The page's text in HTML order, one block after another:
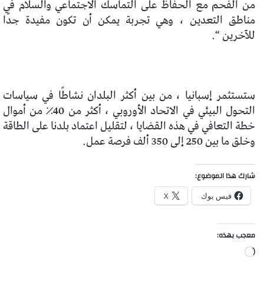
من الفحم مع الحفاظ على التماسك الاجتماعي والسلام في
مناطق التعدين ، وهي تجربة يمكن أن تكون مفيدة جدًا
للآخرين “.
ستستثمر إسبانيا ، من بين أكثر البلدان نشاطًا في سياسات
التحول البيئي في الاتحاد الأوروبي ، أكثر من 40٪ من أموال
خطة التعافي في هذه القضايا ، لتقليل اعتماد بلدنا على الطاقة
وخلق ما بين 250 إلى 350 ألف فرصة عمل.
شارك هذا الموضوع:
فيس بوك X
معجب بهذه:
جاري